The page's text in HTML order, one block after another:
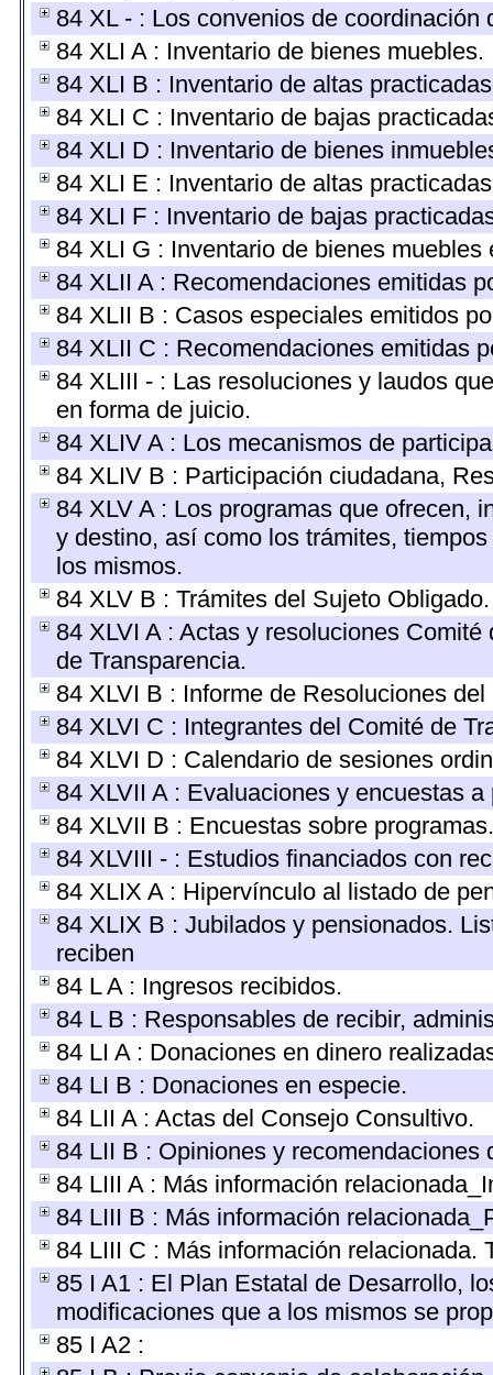
84 XL - : Los convenios de
84 XLI A : Inventario de bienes muebles.
84 XLI B : Inventario de altas
84 XLI C : Inventario de bajas
84 XLI D : Inventario de bienes
84 XLI E : Inventario de altas
84 XLI F : Inventario de bajas
84 XLI G : Inventario de bienes muebles
84 XLII A : Recomendaciones emitidas
84 XLII B : Casos especiales emitidos
84 XLII C : Recomendaciones emitidas
84 XLIII - : Las resoluciones y laudos
en forma de juicio.
84 XLIV A : Los mecanismos de
84 XLIV B : Participación ciudadana,
84 XLV A : Los programas que ofrecen,
y destino, así como los trámites,
los mismos.
84 XLV B : Trámites del Sujeto Obligado.
84 XLVI A : Actas y resoluciones
de Transparencia.
84 XLVI B : Informe de Resoluciones
84 XLVI C : Integrantes del Comité de
84 XLVI D : Calendario de sesiones
84 XLVII A : Evaluaciones y encuestas
84 XLVII B : Encuestas sobre programas.
84 XLVIII - : Estudios financiados con
84 XLIX A : Hipervínculo al listado de
84 XLIX B : Jubilados y pensionados.
reciben
84 L A : Ingresos recibidos.
84 L B : Responsables de recibir,
84 LI A : Donaciones en dinero
84 LI B : Donaciones en especie.
84 LII A : Actas del Consejo Consultivo.
84 LII B : Opiniones y recomendaciones
84 LIII A : Más información
84 LIII B : Más información
84 LIII C : Más información relacionada.
85 I A1 : El Plan Estatal de Desarrollo,
modificaciones que a los mismos se
85 I A2 :